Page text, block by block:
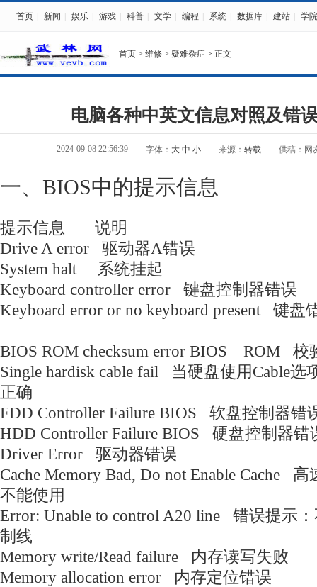
首页 新闻 娱乐 游戏 科普 文学 编程 系统 数据库 建站 学院
首页 > 维修 > 疑难杂症 > 正文
电脑各种中英文信息对照及错
2024-09-08 22:56:39 字体： 大 中 小 来源： 转载 供稿：网
一、BIOS中的提示信息
提示信息 说明
Drive A error 驱动器A错误
System halt 系统挂起
Keyboard controller error 键盘控制器错误
Keyboard error or no keyboard present 键
BIOS ROM checksum error BIOS ROM
Single hardisk cable fail 当硬盘使用Cable选
正确
FDD Controller Failure BIOS 软盘控制器
HDD Controller Failure BIOS 硬盘控制器
Driver Error 驱动器错误
Cache Memory Bad, Do not Enable Cache 高
不能使用
Error: Unable to control A20 line 错误提示
制线
Memory write/Read failure 内存读写失败
Memory allocation error 内存定位错误